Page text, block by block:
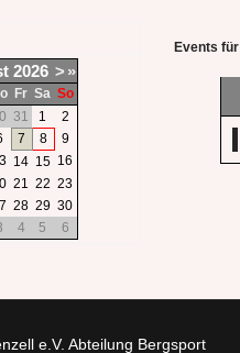
2026 > »
Fr Sa So
31 1
2
7 8
9
14 15 16
21 22 23
28 29 30
4 5 6
Events für
e.V. Abteilung Bergsport